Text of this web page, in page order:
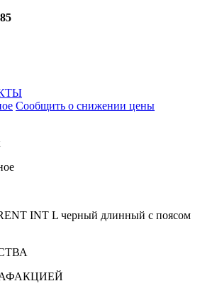
Сообщить о снижении цены
INT L черный длинный с поясом